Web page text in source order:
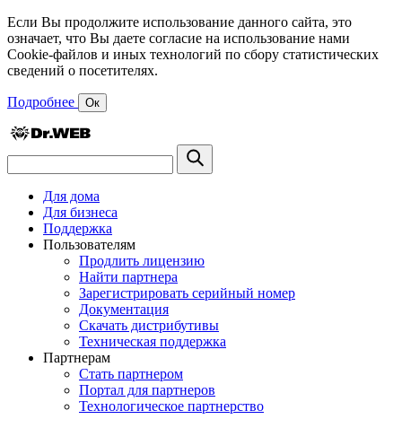
Если Вы продолжите использование данного сайта, это
означает, что Вы даете согласие на использование нами
Cookie-файлов и иных технологий по сбору статистических
сведений о посетителях.
Подробнее Ок
Для дома
Для бизнеса
Поддержка
Пользователям
Продлить лицензию
Найти партнера
Зарегистрировать серийный номер
Документация
Скачать дистрибутивы
Техническая поддержка
Партнерам
Стать партнером
Портал для партнеров
Технологическое партнерство